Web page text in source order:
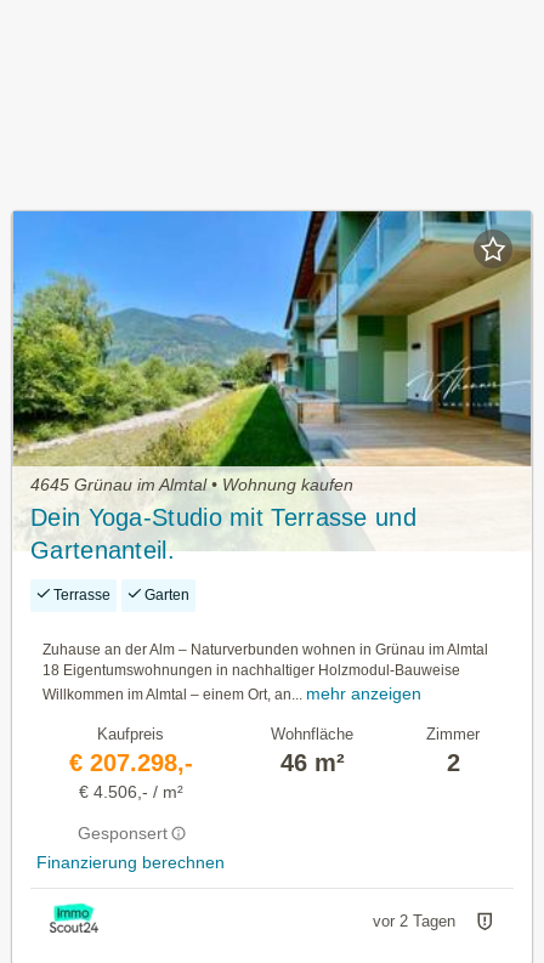
4645 Grünau im Almtal • Wohnung kaufen
Dein Yoga-Studio mit Terrasse und
Gartenanteil.
Terrasse Garten
Zuhause an der Alm – Naturverbunden wohnen in Grünau im Almtal
18 Eigentumswohnungen in nachhaltiger Holzmodul-Bauweise
Willkommen im Almtal – einem Ort, an...
mehr anzeigen
Kaufpreis
€ 207.298,-
€ 4.506,- / m²
Gesponsert
Finanzierung berechnen
Wohnfläche
46 m²
Zimmer
2
vor 2 Tagen